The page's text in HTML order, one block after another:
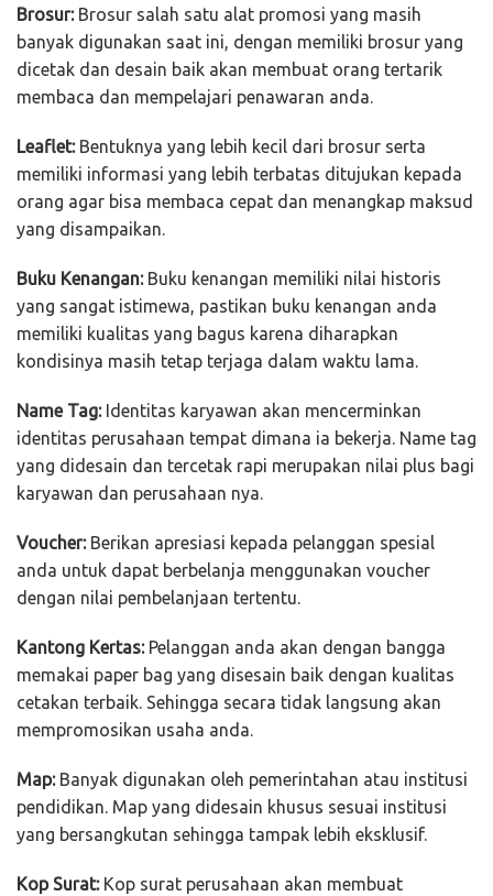
Brosur:Brosur salah satu alat promosi yang masih
banyak digunakan saat ini, dengan memiliki brosur yang
dicetak dan desain baik akan membuat orang tertarik
membaca dan mempelajari penawaran anda.
Leaflet:Bentuknya yang lebih kecil dari brosur serta
memiliki informasi yang lebih terbatas ditujukan kepada
orang agar bisa membaca cepat dan menangkap maksud
yang disampaikan.
Buku Kenangan:Buku kenangan memiliki nilai historis
yang sangat istimewa, pastikan buku kenangan anda
memiliki kualitas yang bagus karena diharapkan
kondisinya masih tetap terjaga dalam waktu lama.
Name Tag:Identitas karyawan akan mencerminkan
identitas perusahaan tempat dimana ia bekerja. Name tag
yang didesain dan tercetak rapi merupakan nilai plus bagi
karyawan dan perusahaan nya.
Voucher:Berikan apresiasi kepada pelanggan spesial
anda untuk dapat berbelanja menggunakan voucher
dengan nilai pembelanjaan tertentu.
Kantong Kertas:Pelanggan anda akan dengan bangga
memakai paper bag yang disesain baik dengan kualitas
cetakan terbaik. Sehingga secara tidak langsung akan
mempromosikan usaha anda.
Map:Banyak digunakan oleh pemerintahan atau institusi
pendidikan. Map yang didesain khusus sesuai institusi
yang bersangkutan sehingga tampak lebih eksklusif.
Kop Surat:Kop surat perusahaan akan membuat